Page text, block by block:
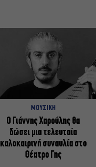
ΜΟΥΣΙΚΗ
Ο Γιάννης Χαρούλης θα
δώσει μια τελευταία
καλοκαιρινή συναυλία στο
Θέατρο Γης